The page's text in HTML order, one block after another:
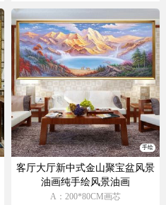
手绘
客厅大厅新中式金山聚宝盆风景
油画纯手绘风景油画
A：200*80CM画芯